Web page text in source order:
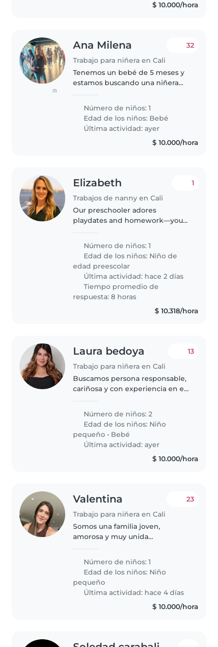
$ 10.000/hora
(1)
Ana Milena
Trabajo para niñera en Cali
32
Tenemos un bebé de 5 meses y
estamos buscando una niñera
cuidado de nuestro pequeño.
Una persona alegre, amorosa,
dedicada y aseada . Es
importante..
Número de niños: 1
Edad de los niños: Bebé
Última actividad: ayer
$ 10.000/hora
Elizabeth
Trabajos de nanny en Cali
1
Our preschooler adores
playdates and homework—your
Bilingual (English/Spanish)
caregiver to engage and nurture
their curious mind at our home.
Come..
Número de niños: 1
Edad de los niños: Niño de
edad preescolar
Última actividad: hace 2 días
Tiempo promedio de
respuesta: 8 horas
$ 10.318/hora
Laura bedoya
Trabajo para niñera en Cali
13
Buscamos persona responsable,
cariñosa y con experiencia en el
a nuestra familia de lunes a
viernes. Tenemos una niña de 15
meses y un bebé que está..
Número de niños: 2
Edad de los niños: Niño
pequeño • Bebé
Última actividad: ayer
$ 10.000/hora
Valentina
Trabajo para niñera en Cali
23
Somos una familia joven,
amorosa y muy unida
nuestro hogar valoramos mucho
el respeto, la paciencia, la
tranquilidad y el..
Número de niños: 1
Edad de los niños: Niño
pequeño
Última actividad: hace 4 días
$ 10.000/hora